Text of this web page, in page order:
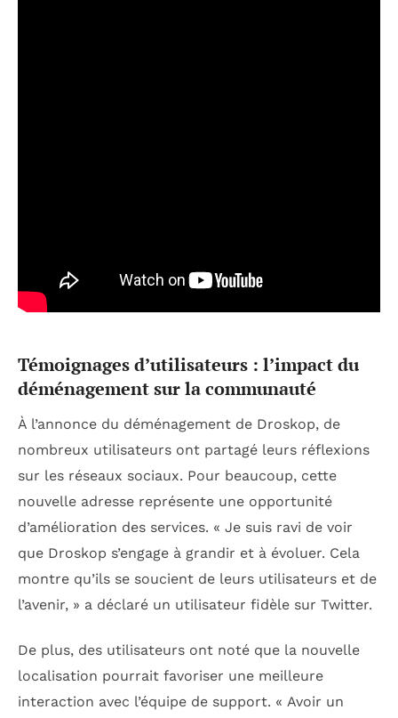
Témoignages d’utilisateurs : l’impact du
déménagement sur la communauté
À l’annonce du déménagement de Droskop, de
nombreux utilisateurs ont partagé leurs réflexions
sur les réseaux sociaux. Pour beaucoup, cette
nouvelle adresse représente une opportunité
d’amélioration des services. « Je suis ravi de voir
que Droskop s’engage à grandir et à évoluer. Cela
montre qu’ils se soucient de leurs utilisateurs et de
l’avenir, » a déclaré un utilisateur fidèle sur Twitter.
De plus, des utilisateurs ont noté que la nouvelle
localisation pourrait favoriser une meilleure
interaction avec l’équipe de support. « Avoir un